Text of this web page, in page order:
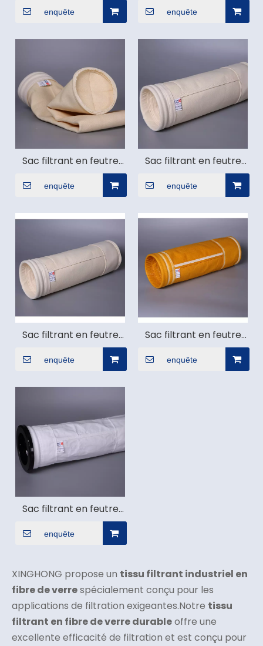
enquête enquête
Sac filtrant en feutre
enquête
Sac filtrant en feutre
enquête
Sac filtrant en feutre
enquête
Sac filtrant en feutre
enquête
Sac filtrant en feutre
enquête
XINGHONG propose un tissu filtrant industriel en
fibre de verrespécialement conçu pour les
applications de filtration exigeantes.Notre tissu
filtrant en fibre de verre durableoffre une
excellente efficacité de filtration et est conçu pour